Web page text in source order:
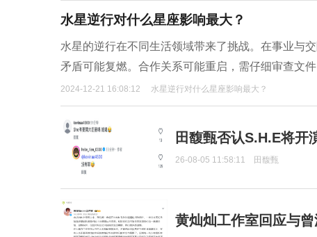
水星逆行对什么星座影响最大？
水星的逆行在不同生活领域带来了挑战。在事业与
矛盾可能复燃。合作关系可能重启，需仔细审查文
2024-12-21 16:08:12 水星逆行对什么星座影响最大？
田馥甄否认S.H.E将开
26-08-05 11:58:11 田馥甄
黄灿灿工作室回应与